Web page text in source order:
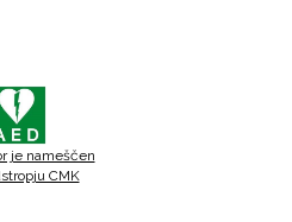
je nameščen
CMK